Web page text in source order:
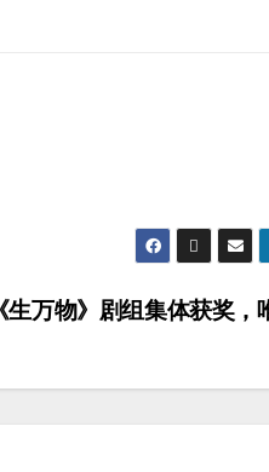
万物》剧组集体获奖，